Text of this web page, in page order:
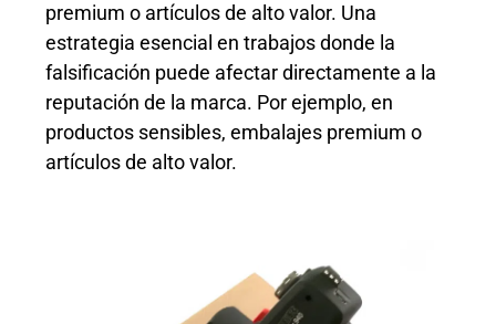
premium o artículos de alto valor. Una
estrategia esencial en trabajos donde la
falsificación puede afectar directamente a la
reputación de la marca. Por ejemplo, en
productos sensibles, embalajes premium o
artículos de alto valor.